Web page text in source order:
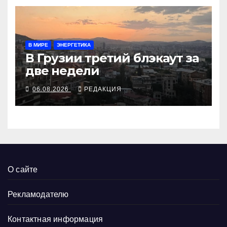
В МИРЕ ЭНЕРГЕТИКА
В Грузии третий блэкаут за
две недели
06.08.2026 РЕДАКЦИЯ
О сайте
Рекламодателю
Контактная информация